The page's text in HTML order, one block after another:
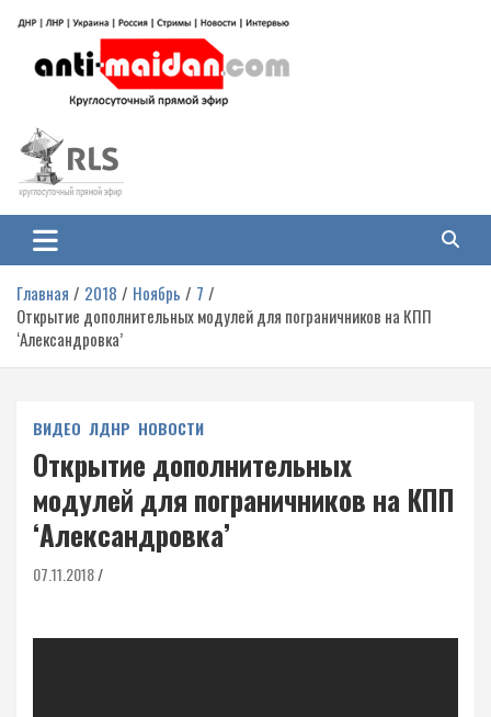
содержимому
Антимайдан: Гражданская война
на Украине
гражданской войне на Украине, включая события в Новороссии, ДНР,
ЛНР и других регионах.
Главная 2018 Ноябрь
7
Открытие дополнительных модулей для пограничников на КПП
‘Александровка’
ВИДЕО ЛДНР НОВОСТИ
Открытие дополнительных
модулей для пограничников на КПП
‘Александровка’
07.11.2018